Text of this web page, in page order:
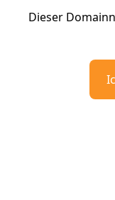
Dieser